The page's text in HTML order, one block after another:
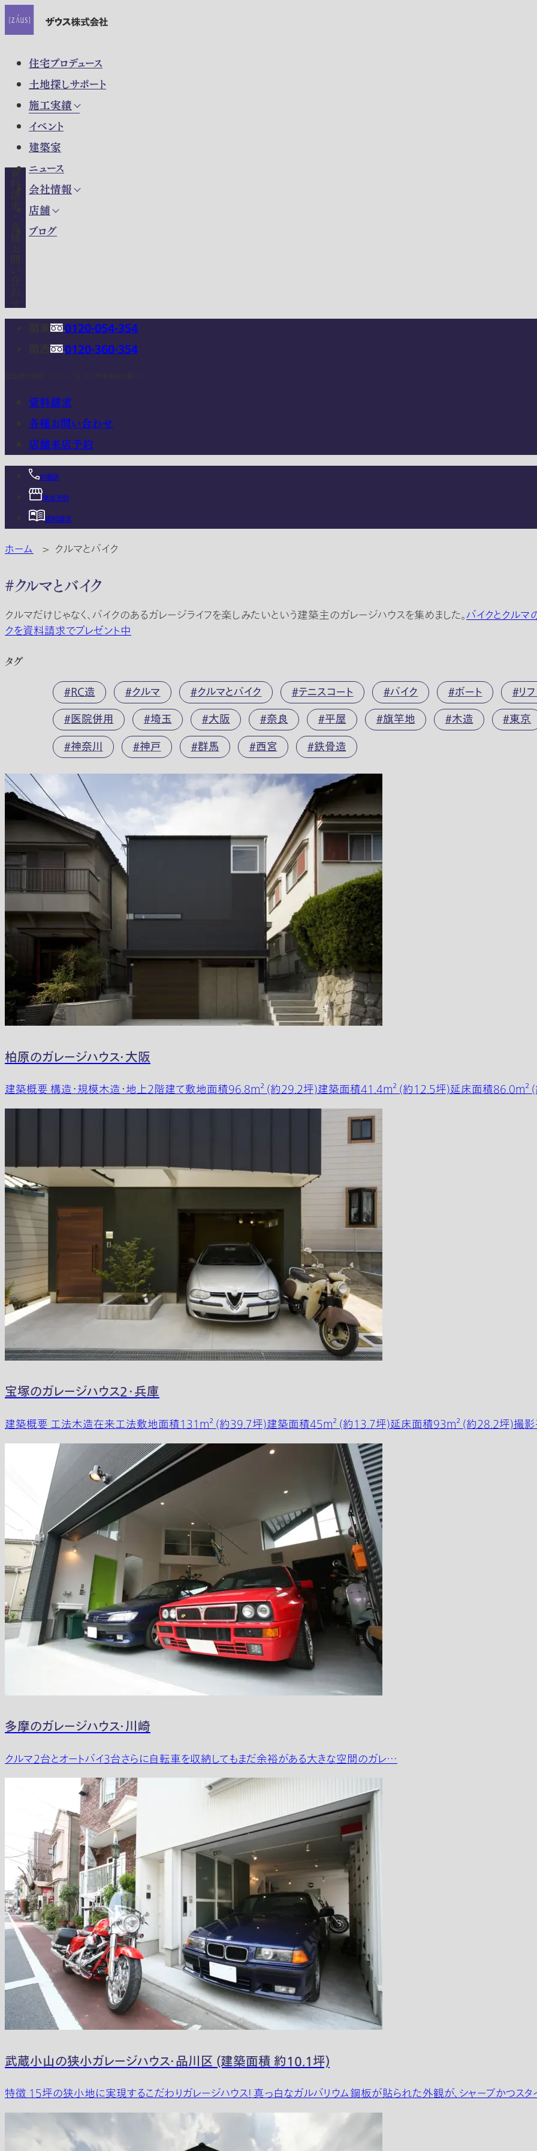
住宅プロデュース
土地探しサポート
施工実績
イベント
建築家
ニュース
会社情報
店舗
ブログ
0120-054-354
0120-360-354
資料請求
各種お問い合わせ
店舗来店予約
お電話
来店予約
資料請求
ホーム > クルマとバイク
#クルマとバイク
クルマだけじゃなく、バイクのあるガレージライフを楽しみたいという建築主のガレージハウスを集めました。バイクとクルマ
クを資料請求でプレゼント中
タグ
RC造
クルマ クルマとバイク テニスコート バイク ボート リ
医院併用
埼玉 大阪 奈良 平屋 旗竿地 木造 東京
神奈川
神戸 群馬 西宮 鉄骨造
柏原のガレージハウス・大阪
建築概要 構造・規模木造・地上2階建て敷地面積96.8m² (約29.2坪)建築面積41.4m² (約12.5坪)延床面積
宝塚のガレージハウス２・兵庫
建築概要 工法木造在来工法敷地面積131m² (約39.7坪)建築面積45m² (約13.7坪)延床面積93m² (約28.2坪)撮影
多摩のガレージハウス・川崎
クルマ2台とオートバイ3台さらに自転車を収納してもまだ余裕がある大きな空間のガレ…
武蔵小山の狭小ガレージハウス・品川区 (建築面積 約10.1坪)
特徴 15坪の狭小地に実現するこだわりガレージハウス！ 真っ白なガルバリウム鋼板が貼られた外観が、シャープかつス